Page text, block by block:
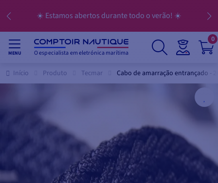
☀️ Estamos abertos durante todo o verão! ☀️
MENU O especialista em eletrónica marítima
0
Início Produto Tecmar Cabo de amarração entrançado -